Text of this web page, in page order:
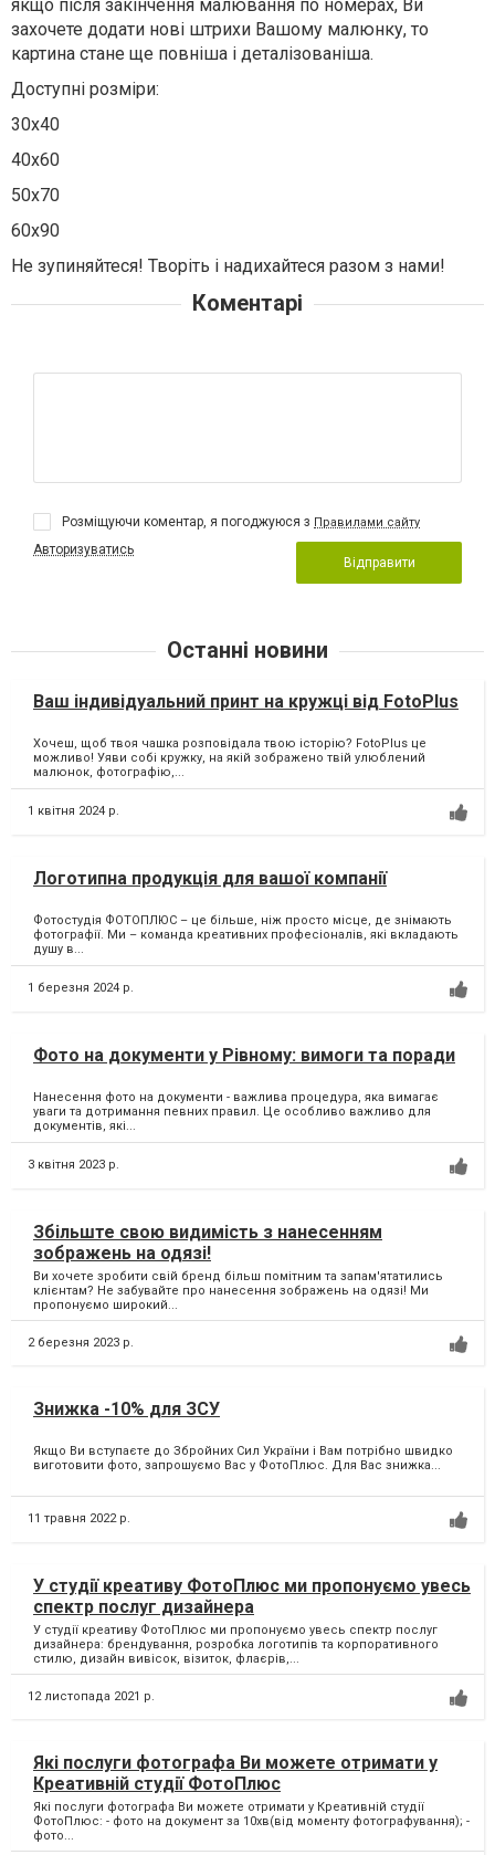
якщо після закінчення малювання по номерах, Ви
захочете додати нові штрихи Вашому малюнку, то
картина стане ще повніша і деталізованіша.
Доступні розміри:
30х40
40х60
50х70
60х90
Не зупиняйтеся! Творіть і надихайтеся разом з нами!
Коментарі
Розміщуючи коментар, я погоджуюся з Правилами сайту
Авторизуватись
Відправити
Останні новини
Ваш індивідуальний принт на кружці від FotoPlus
Хочеш, щоб твоя чашка розповідала твою історію? FotoPlus це
можливо! Уяви собі кружку, на якій зображено твій улюблений
малюнок, фотографію,...
1 квітня 2024 р.
Логотипна продукція для вашої компанії
Фотостудія ФОТОПЛЮС – це більше, ніж просто місце, де знімають
фотографії. Ми – команда креативних професіоналів, які вкладають
душу в...
1 березня 2024 р.
Фото на документи у Рівному: вимоги та поради
Нанесення фото на документи - важлива процедура, яка вимагає
уваги та дотримання певних правил. Це особливо важливо для
документів, які...
3 квітня 2023 р.
Збільште свою видимість з нанесенням
зображень на одязі!
Ви хочете зробити свій бренд більш помітним та запам'ятатились
клієнтам? Не забувайте про нанесення зображень на одязі! Ми
пропонуємо широкий...
2 березня 2023 р.
Знижка -10% для ЗСУ
Якщо Ви вступаєте до Збройних Сил України і Вам потрібно швидко
виготовити фото, запрошуємо Вас у ФотоПлюс. Для Вас знижка...
11 травня 2022 р.
У студії креативу ФотоПлюс ми пропонуємо увесь
спектр послуг дизайнера
У студії креативу ФотоПлюс ми пропонуємо увесь спектр послуг
дизайнера: брендування, розробка логотипів та корпоративного
стилю, дизайн вивісок, візиток, флаєрів,...
12 листопада 2021 р.
Які послуги фотографа Ви можете отримати у
Креативній студії ФотоПлюс
Які послуги фотографа Ви можете отримати у Креативній студії
ФотоПлюс: - фото на документ за 10хв(від моменту фотографування); -
фото...